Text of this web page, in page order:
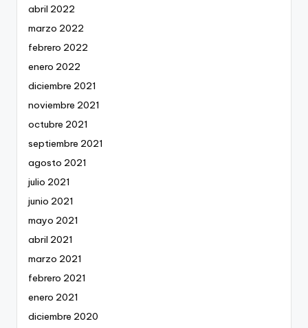
abril 2022
marzo 2022
febrero 2022
enero 2022
diciembre 2021
noviembre 2021
octubre 2021
septiembre 2021
agosto 2021
julio 2021
junio 2021
mayo 2021
abril 2021
marzo 2021
febrero 2021
enero 2021
diciembre 2020